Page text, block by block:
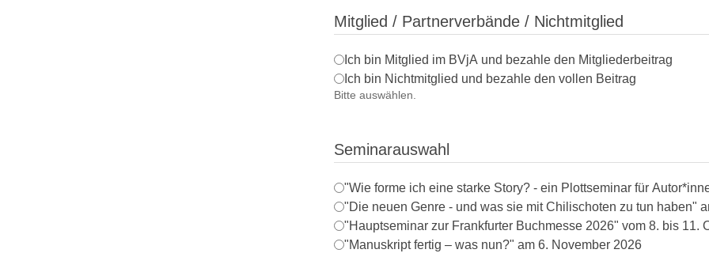
Mitglied / Partnerverbände / Nichtmitglied
Ich bin Mitglied im BVjA und bezahle den Mitgliederbeitrag
Ich bin Nichtmitglied und bezahle den vollen Beitrag
Bitte auswählen.
Seminarauswahl
"Wie forme ich eine starke Story? - ein Plottseminar für
"Die neuen Genre - und was sie mit Chilischoten zu tun haben"
"Hauptseminar zur Frankfurter Buchmesse 2026" vom 8. bis 11.
"Manuskript fertig – was nun?" am 6. November 2026